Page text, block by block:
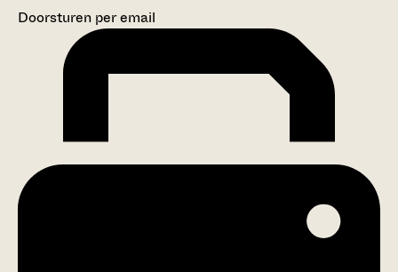
Doorsturen per email